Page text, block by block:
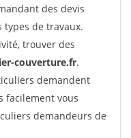
des devis
types de travaux.
trouver des
couverture.fr.
demandent
facilement vous
demandeurs de